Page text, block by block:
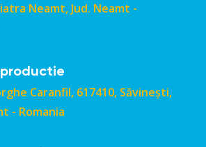
Neamt, Jud. Neamt -
Caranfil, 617410, Săvinești,
- Romania